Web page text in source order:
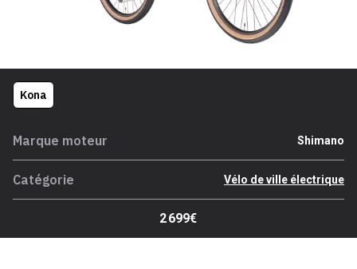
Kona
Marque moteur Shimano
Catégorie Vélo de ville électrique
2 699€